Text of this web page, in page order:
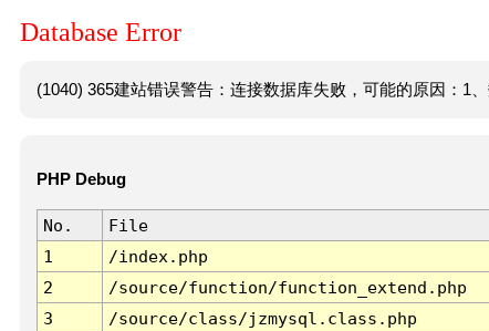
Database Error
(1040) 365建站错误警告：连接数据库失败，可能的原因：1
PHP Debug
No. File
1
/index.php
2
/source/function/function_extend.php
3
/source/class/jzmysql.class.php